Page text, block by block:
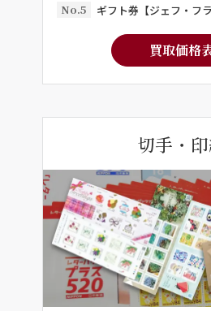
No.5
ギフト券【ジェフ・フ
買取価格
切手・